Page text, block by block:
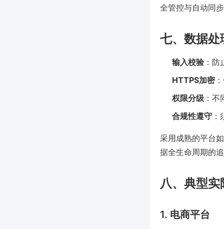
全管控与自动同
七、数据处
输入校验 ：
HTTPS加密
权限分级 ：
合规性遵守
采用成熟的平台
据全生命周期的
八、典型
1. 电商平台